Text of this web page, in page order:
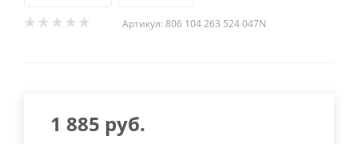
Артикул: 806 104 263 524 047N
1 885 руб.